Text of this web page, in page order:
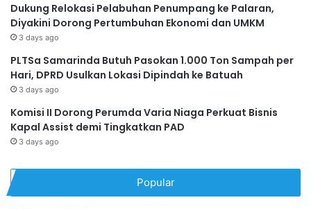
Dukung Relokasi Pelabuhan Penumpang ke Palaran,
Diyakini Dorong Pertumbuhan Ekonomi dan UMKM
3 days ago
PLTSa Samarinda Butuh Pasokan 1.000 Ton Sampah per
Hari, DPRD Usulkan Lokasi Dipindah ke Batuah
3 days ago
Komisi II Dorong Perumda Varia Niaga Perkuat Bisnis
Kapal Assist demi Tingkatkan PAD
3 days ago
Popular